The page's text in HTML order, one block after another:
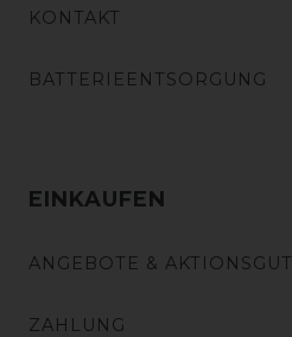
KONTAKT
BATTERIEENTSORGUNG
EINKAUFEN
ANGEBOTE &
ZAHLUNG